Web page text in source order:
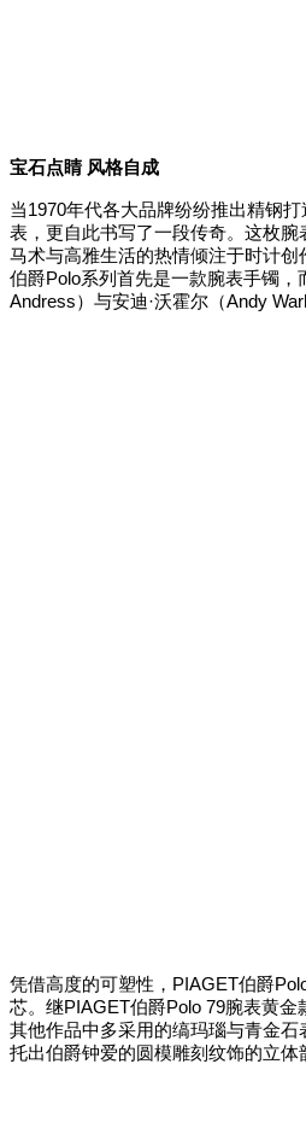
宝石点睛 风格自成
当1970年代各大品牌纷纷推出精钢打
表，更自此书写了一段传奇。这枚
马术与高雅生活的热情倾注于时计创
伯爵Polo系列首先是一款腕表手镯，
Andress）与安迪·沃霍尔（Andy
凭借高度的可塑性， PIAGET伯爵
芯。继PIAGET伯爵Polo 79腕表黄金
其他作品中多采用的缟玛瑙与青金石
托出伯爵钟爱的圆模雕刻纹饰的立体